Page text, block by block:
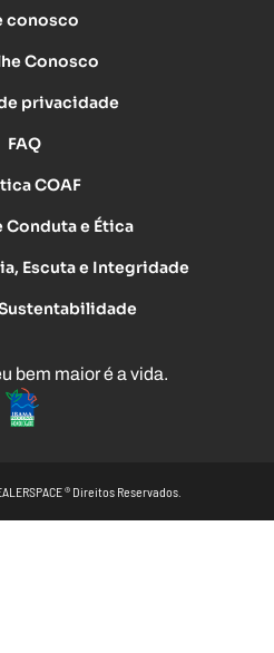
conosco
Conosco
privacidade
FAQ
COAF
e Ética
Escuta e Integridade
bem maior é a vida.
® Direitos Reservados.